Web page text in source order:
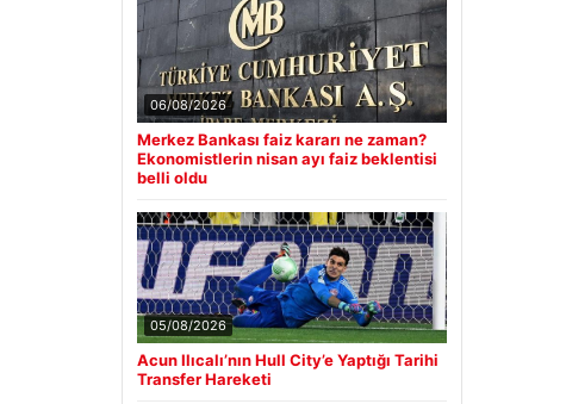
06/08/2026
Merkez Bankası faiz kararı ne zaman?
Ekonomistlerin nisan ayı faiz beklentisi
belli oldu
05/08/2026
Acun Ilıcalı’nın Hull City’e Yaptığı Tarihi
Transfer Hareketi